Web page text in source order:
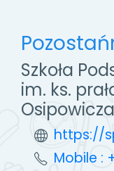
Szkoła
im. ks.
Osipowicza
https://
Mobile :